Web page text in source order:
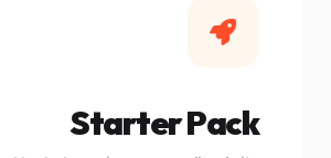
Starter Pack